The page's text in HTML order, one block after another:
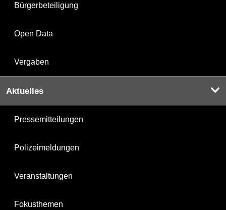
Bürgerbeteiligung
Open Data
Vergaben
Aktuelles
Pressemitteilungen
Polizeimeldungen
Veranstaltungen
Fokusthemen